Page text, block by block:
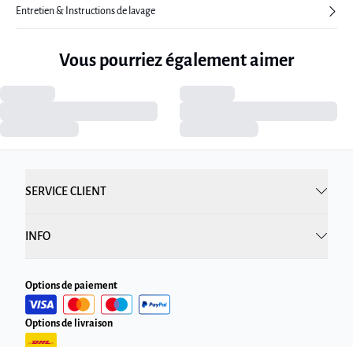
Entretien & Instructions de lavage
Vous pourriez également aimer
SERVICE CLIENT
INFO
Options de paiement
Options de livraison